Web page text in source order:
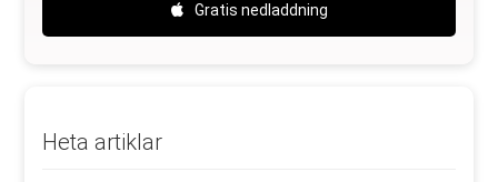
Gratis nedladdning
Heta artiklar